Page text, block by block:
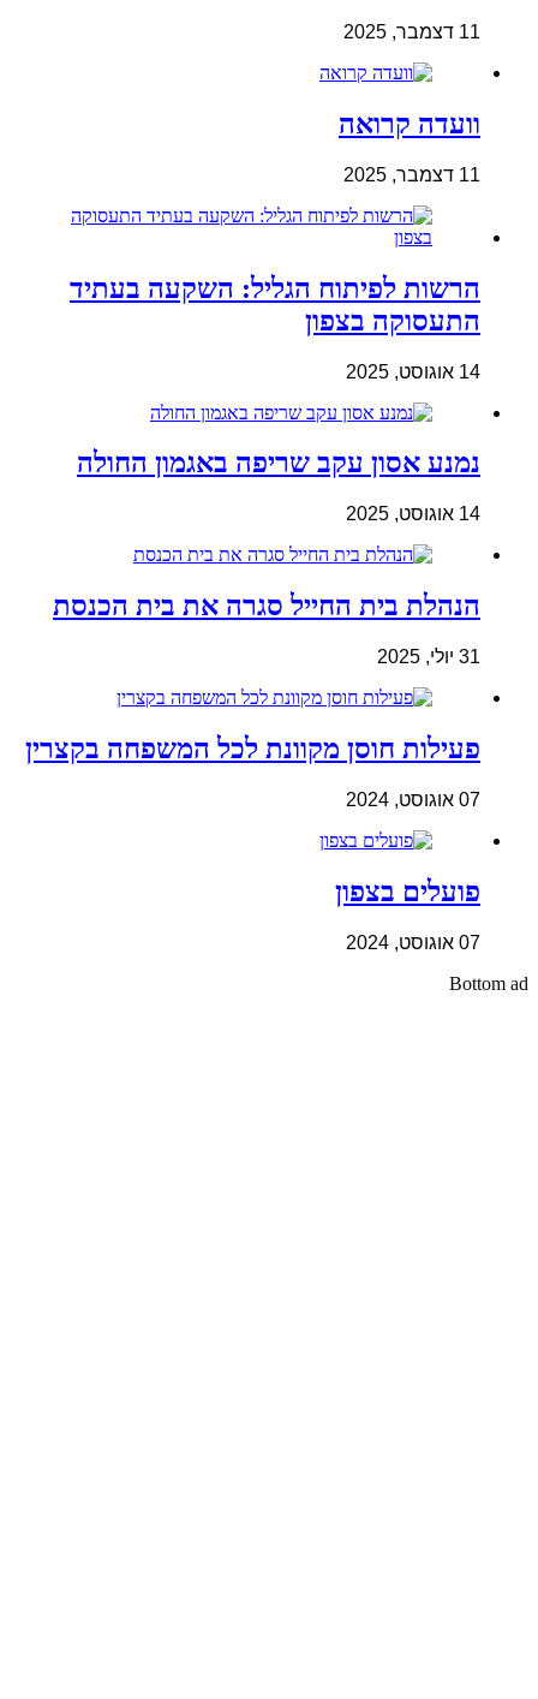
11 דצמבר, 2025
וועדה קרואה
11 דצמבר, 2025
הרשות לפיתוח הגליל: השקעה בעתיד
התעסוקה בצפון
14 אוגוסט, 2025
נמנע אסון עקב שריפה באגמון החולה
14 אוגוסט, 2025
הנהלת בית החייל סגרה את בית הכנסת
31 יולי, 2025
פעילות חוסן מקוונת לכל המשפחה בקצרין
07 אוגוסט, 2024
פועלים בצפון
07 אוגוסט, 2024
Bottom ad